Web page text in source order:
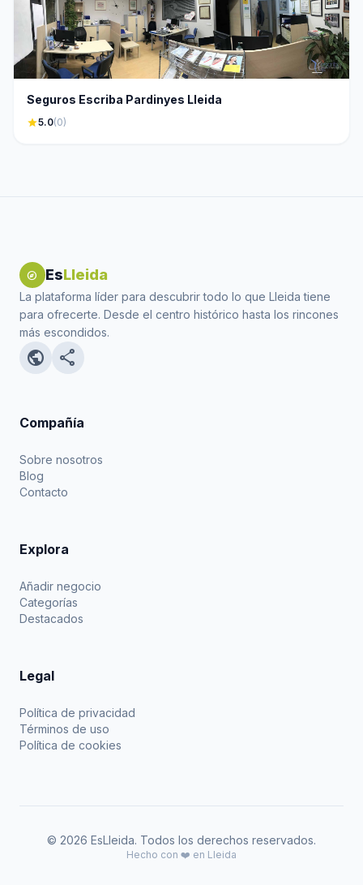
Seguros Escriba Pardinyes Lleida
star5.0(0)
explore EsLleida
La plataforma líder para descubrir todo lo que Lleida tiene
para ofrecerte. Desde el centro histórico hasta los rincones
más escondidos.
public share
Compañía
Sobre nosotros
Blog
Contacto
Explora
Añadir negocio
Categorías
Destacados
Legal
Política de privacidad
Términos de uso
Política de cookies
© 2026 EsLleida. Todos los derechos reservados.
Hecho con ❤️ en Lleida